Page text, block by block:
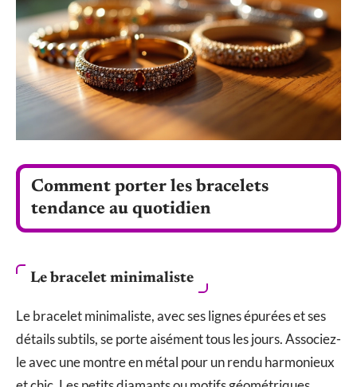
Comment porter les bracelets
tendance au quotidien
Le bracelet minimaliste
Le bracelet minimaliste, avec ses lignes épurées et ses
détails subtils, se porte aisément tous les jours. Associez-
le avec une montre en métal pour un rendu harmonieux